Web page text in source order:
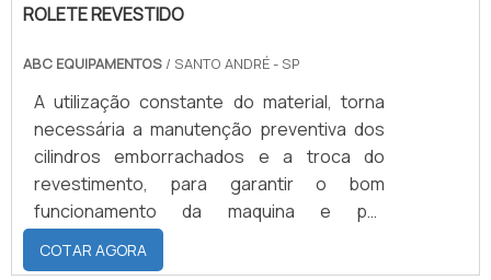
ROLETE REVESTIDO
ABC EQUIPAMENTOS / SANTO ANDRÉ - SP
A utilização constante do material, torna
necessária a manutenção preventiva dos
cilindros emborrachados e a troca do
revestimento, para garantir o bom
funcionamento da maquina e por
consequência a excelência dos processos.
O rolete revestido pode ser utilizado em
COTAR AGORA